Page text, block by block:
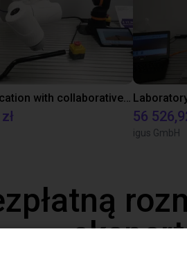
Gluing application with collaborative robot
56
igus GmbH